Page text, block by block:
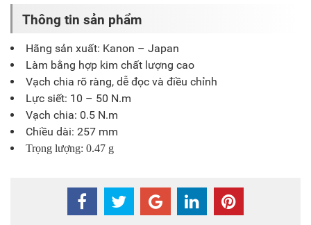
Thông tin sản phẩm
Hãng sản xuất: Kanon – Japan
Làm bằng hợp kim chất lượng cao
Vạch chia rõ ràng, dễ đọc và điều chỉnh
Lực siết: 10 – 50 N.m
Vạch chia: 0.5 N.m
Chiều dài: 257 mm
Trọng lượng: 0.47 g